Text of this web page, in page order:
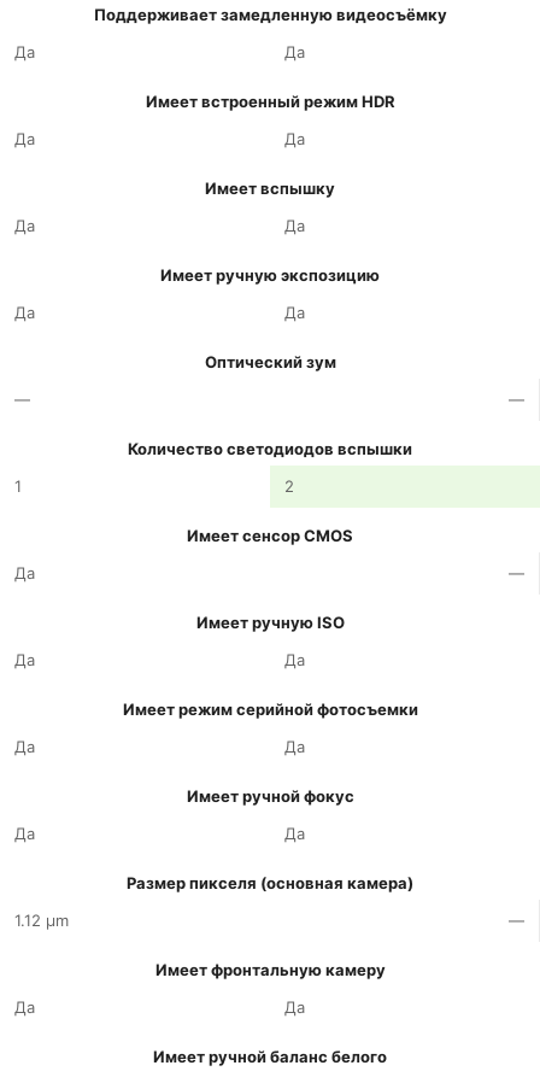
Поддерживает замедленную видеосъёмку
Да
Да
Имеет встроенный режим HDR
Да
Да
Имеет вспышку
Да
Да
Имеет ручную экспозицию
Да
Да
Оптический зум
—
—
Количество светодиодов вспышки
1
2
Имеет сенсор CMOS
Да
—
Имеет ручную ISO
Да
Да
Имеет режим серийной фотосъемки
Да
Да
Имеет ручной фокус
Да
Да
Размер пикселя (основная камера)
1.12 µm
—
Имеет фронтальную камеру
Да
Да
Имеет ручной баланс белого